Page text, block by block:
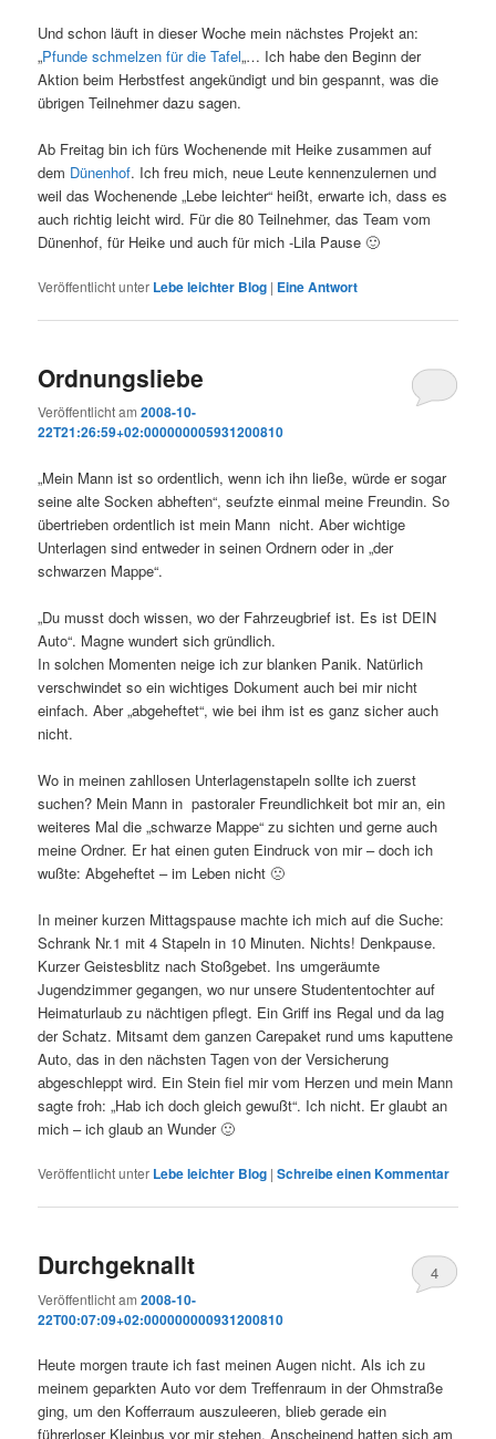
Und schon läuft in dieser Woche mein nächstes Projekt an:
„Pfunde schmelzen für die Tafel„… Ich habe den Beginn der
Aktion beim Herbstfest angekündigt und bin gespannt, was die
übrigen Teilnehmer dazu sagen.
Ab Freitag bin ich fürs Wochenende mit Heike zusammen auf
dem Dünenhof. Ich freu mich, neue Leute kennenzulernen und
weil das Wochenende „Lebe leichter“ heißt, erwarte ich, dass es
auch richtig leicht wird. Für die 80 Teilnehmer, das Team vom
Dünenhof, für Heike und auch für mich -Lila Pause 🙂
Veröffentlicht unter Lebe leichter Blog | EineAntwort
Ordnungsliebe
Veröffentlicht am2008-10-
22T21:26:59+02:000000005931200810
„Mein Mann ist so ordentlich, wenn ich ihn ließe, würde er sogar
seine alte Socken abheften“, seufzte einmal meine Freundin. So
übertrieben ordentlich ist mein Mann nicht. Aber wichtige
Unterlagen sind entweder in seinen Ordnern oder in „der
schwarzen Mappe“.
„Du musst doch wissen, wo der Fahrzeugbrief ist. Es ist DEIN
Auto“. Magne wundert sich gründlich.
In solchen Momenten neige ich zur blanken Panik. Natürlich
verschwindet so ein wichtiges Dokument auch bei mir nicht
einfach. Aber „abgeheftet“, wie bei ihm ist es ganz sicher auch
nicht.
Wo in meinen zahllosen Unterlagenstapeln sollte ich zuerst
suchen? Mein Mann in pastoraler Freundlichkeit bot mir an, ein
weiteres Mal die „schwarze Mappe“ zu sichten und gerne auch
meine Ordner. Er hat einen guten Eindruck von mir – doch ich
wußte: Abgeheftet – im Leben nicht 🙁
In meiner kurzen Mittagspause machte ich mich auf die Suche:
Schrank Nr.1 mit 4 Stapeln in 10 Minuten. Nichts! Denkpause.
Kurzer Geistesblitz nach Stoßgebet. Ins umgeräumte
Jugendzimmer gegangen, wo nur unsere Studententochter auf
Heimaturlaub zu nächtigen pflegt. Ein Griff ins Regal und da lag
der Schatz. Mitsamt dem ganzen Carepaket rund ums kaputtene
Auto, das in den nächsten Tagen von der Versicherung
abgeschleppt wird. Ein Stein fiel mir vom Herzen und mein Mann
sagte froh: „Hab ich doch gleich gewußt“. Ich nicht. Er glaubt an
mich – ich glaub an Wunder 🙂
Veröffentlicht unter Lebe leichter Blog |Schreibe einen Kommentar
Durchgeknallt
Veröffentlicht am2008-10-
22T00:07:09+02:000000000931200810
4
Heute morgen traute ich fast meinen Augen nicht. Als ich zu
meinem geparkten Auto vor dem Treffenraum in der Ohmstraße
ging, um den Kofferraum auszuleeren, blieb gerade ein
führerloser Kleinbus vor mir stehen. Anscheinend hatten sich am